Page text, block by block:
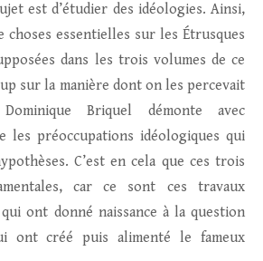
est d’étudier des idéologies. Ainsi,
choses essentielles sur les Étrusques
dans les trois volumes de ce
sur la manière dont on les percevait
Briquel démonte avec
les préoccupations idéologiques qui
C’est en cela que ces trois
car ce sont ces travaux
ont donné naissance à la question
ont créé puis alimenté le fameux